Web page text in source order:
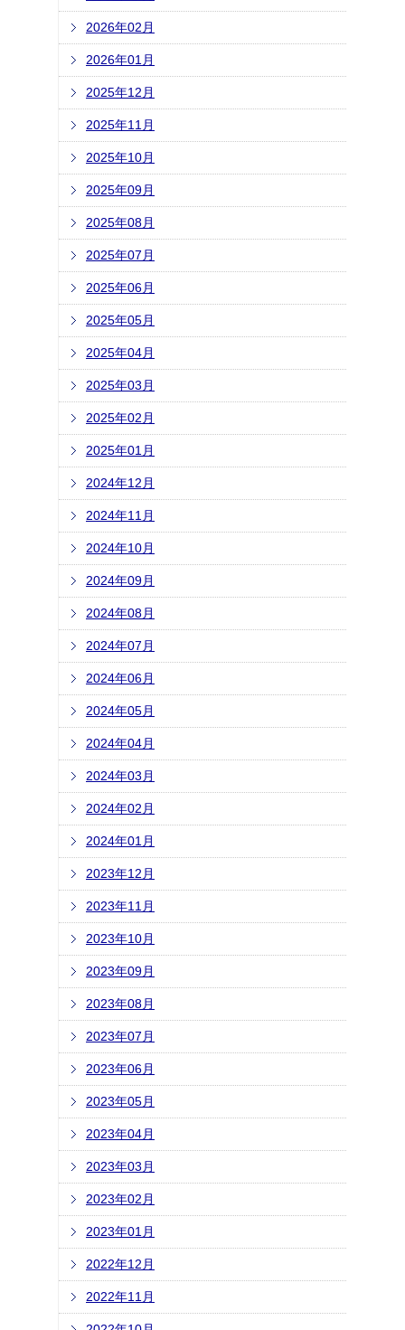
2026年02月
2026年01月
2025年12月
2025年11月
2025年10月
2025年09月
2025年08月
2025年07月
2025年06月
2025年05月
2025年04月
2025年03月
2025年02月
2025年01月
2024年12月
2024年11月
2024年10月
2024年09月
2024年08月
2024年07月
2024年06月
2024年05月
2024年04月
2024年03月
2024年02月
2024年01月
2023年12月
2023年11月
2023年10月
2023年09月
2023年08月
2023年07月
2023年06月
2023年05月
2023年04月
2023年03月
2023年02月
2023年01月
2022年12月
2022年11月